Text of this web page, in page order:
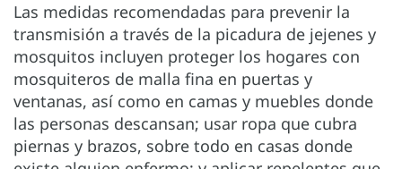
Las medidas recomendadas para prevenir la
transmisión a través de la picadura de jejenes y
mosquitos incluyen proteger los hogares con
mosquiteros de malla fina en puertas y
ventanas, así como en camas y muebles donde
las personas descansan; usar ropa que cubra
piernas y brazos, sobre todo en casas donde